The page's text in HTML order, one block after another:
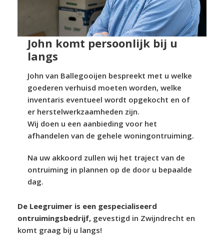
John komt persoonlijk bij u
langs
John van Ballegooijen bespreekt met u welke
goederen verhuisd moeten worden, welke
inventaris eventueel wordt opgekocht en of
er herstelwerkzaamheden zijn.
Wij doen u een aanbieding voor het
afhandelen van de gehele woningontruiming.
Na uw akkoord zullen wij het traject van de
ontruiming in plannen op de door u bepaalde
dag.
De Leegruimer is een gespecialiseerd
ontruimingsbedrijf, gevestigd in Zwijndrecht en
komt graag bij u langs!